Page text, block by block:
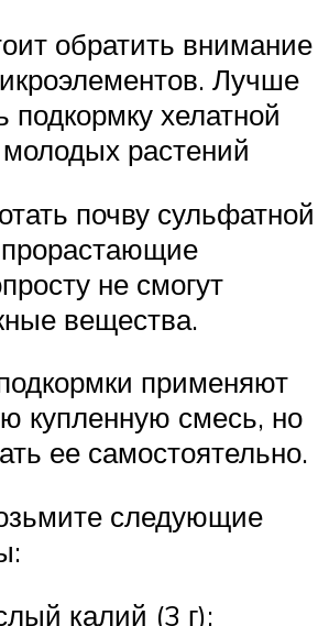
обратить внимание
Лучше
подкормку хелатной
растений
почву сульфатной
не смогут
вещества.
применяют
купленную смесь, но
ее самостоятельно.
следующие
калий (3 г);